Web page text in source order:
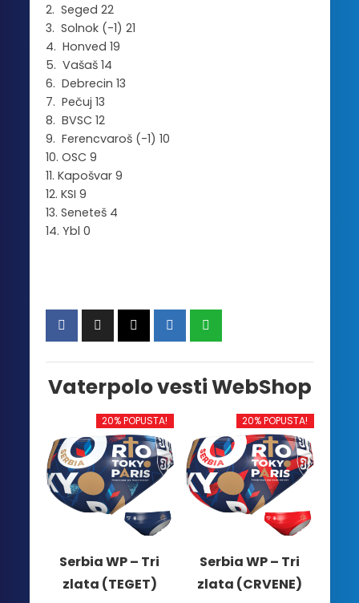
2. Seged 22
3. Solnok (-1) 21
4. Honved 19
5. Vašaš 14
6. Debrecin 13
7. Pečuj 13
8. BVSC 12
9. Ferencvaroš (-1) 10
10. OSC 9
11. Kapošvar 9
12. KSI 9
13. Seneteš 4
14. Ybl 0
Vaterpolo vesti WebShop
20% POPUSTA!
Serbia WP – Tri
zlata (TEGET)
20% POPUSTA!
Serbia WP – Tri
zlata (CRVENE)